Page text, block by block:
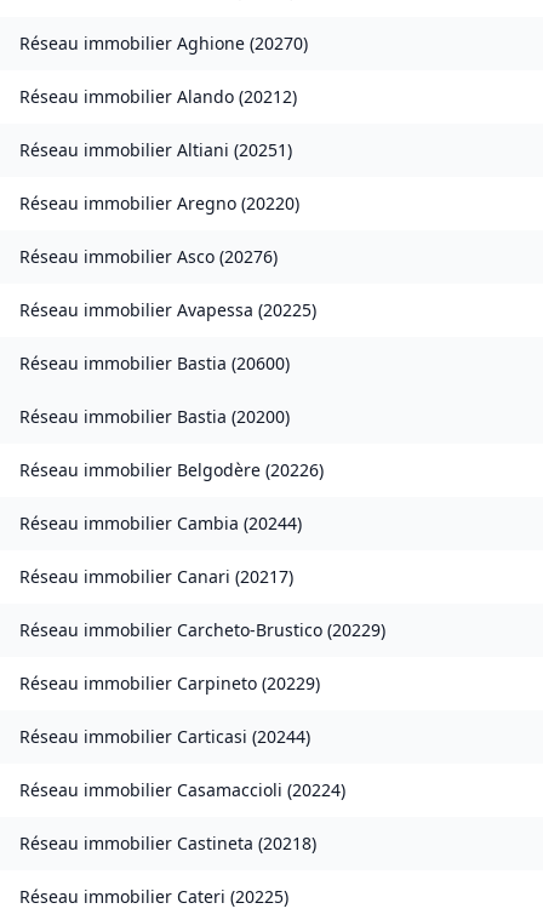
Réseau immobilier Aghione (20270)
Réseau immobilier Alando (20212)
Réseau immobilier Altiani (20251)
Réseau immobilier Aregno (20220)
Réseau immobilier Asco (20276)
Réseau immobilier Avapessa (20225)
Réseau immobilier Bastia (20600)
Réseau immobilier Bastia (20200)
Réseau immobilier Belgodère (20226)
Réseau immobilier Cambia (20244)
Réseau immobilier Canari (20217)
Réseau immobilier Carcheto-Brustico (20229)
Réseau immobilier Carpineto (20229)
Réseau immobilier Carticasi (20244)
Réseau immobilier Casamaccioli (20224)
Réseau immobilier Castineta (20218)
Réseau immobilier Cateri (20225)